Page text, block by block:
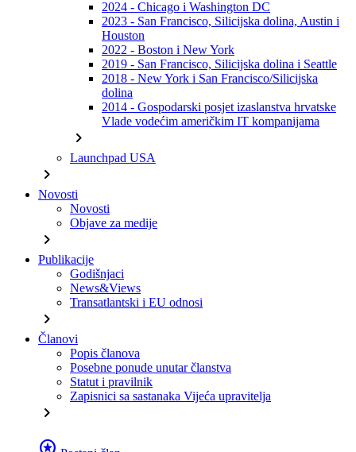
2024 - Chicago i Washington DC
2023 - San Francisco, Silicijska dolina, Austin i
Houston
2022 - Boston i New York
2019 - San Francisco, Silicijska dolina i Seattle
2018 - New York i San Francisco/Silicijska
dolina
2014 - Gospodarski posjet izaslanstva hrvatske
Vlade vodećim američkim IT kompanijama
chevron_right
Launchpad USA
chevron_right
Novosti
Novosti
Objave za medije
chevron_right
Publikacije
Godišnjaci
News&Views
Transatlantski i EU odnosi
chevron_right
Članovi
Popis članova
Posebne ponude unutar članstva
Statut i pravilnik
Zapisnici sa sastanaka Vijeća upravitelja
chevron_right